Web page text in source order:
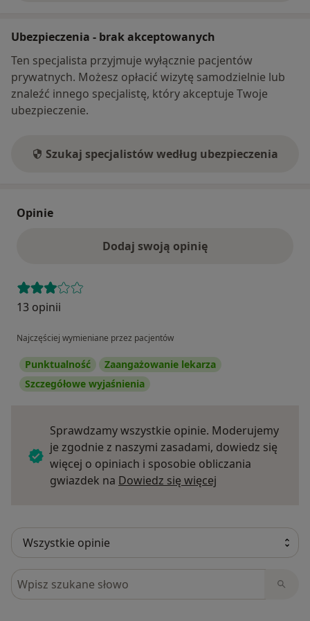
Ubezpieczenia - brak akceptowanych
Ten specjalista przyjmuje wyłącznie pacjentów
prywatnych. Możesz opłacić wizytę samodzielnie lub
znaleźć innego specjalistę, który akceptuje Twoje
ubezpieczenie.
Szukaj specjalistów według ubezpieczenia
Opinie
Dodaj swoją opinię
13 opinii
Najczęściej wymieniane przez pacjentów
Punktualność
Zaangażowanie lekarza
Szczegółowe wyjaśnienia
Sprawdzamy wszystkie opinie. Moderujemy
je zgodnie z naszymi zasadami, dowiedz się
więcej o opiniach i sposobie obliczania
gwiazdek na Dowiedz się więcej
Szukaj w opiniach